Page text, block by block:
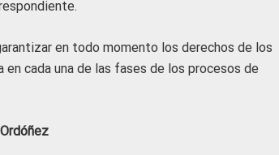
en todo momento los derechos de los
cada una de las fases de los procesos de